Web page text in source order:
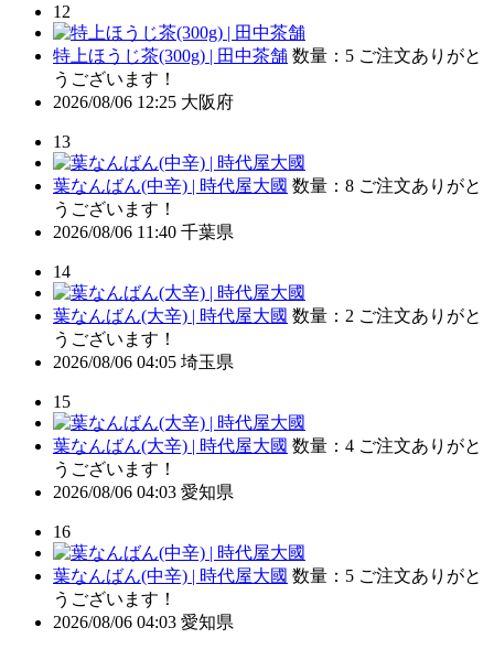
12
特上ほうじ茶(300g) | 田中茶舗 数量：5 ご注文ありがと
うございます！
2026/08/06 12:25 大阪府
13
葉なんばん(中辛) | 時代屋大國 数量：8 ご注文ありがと
うございます！
2026/08/06 11:40 千葉県
14
葉なんばん(大辛) | 時代屋大國 数量：2 ご注文ありがと
うございます！
2026/08/06 04:05 埼玉県
15
葉なんばん(大辛) | 時代屋大國 数量：4 ご注文ありがと
うございます！
2026/08/06 04:03 愛知県
16
葉なんばん(中辛) | 時代屋大國 数量：5 ご注文ありがと
うございます！
2026/08/06 04:03 愛知県